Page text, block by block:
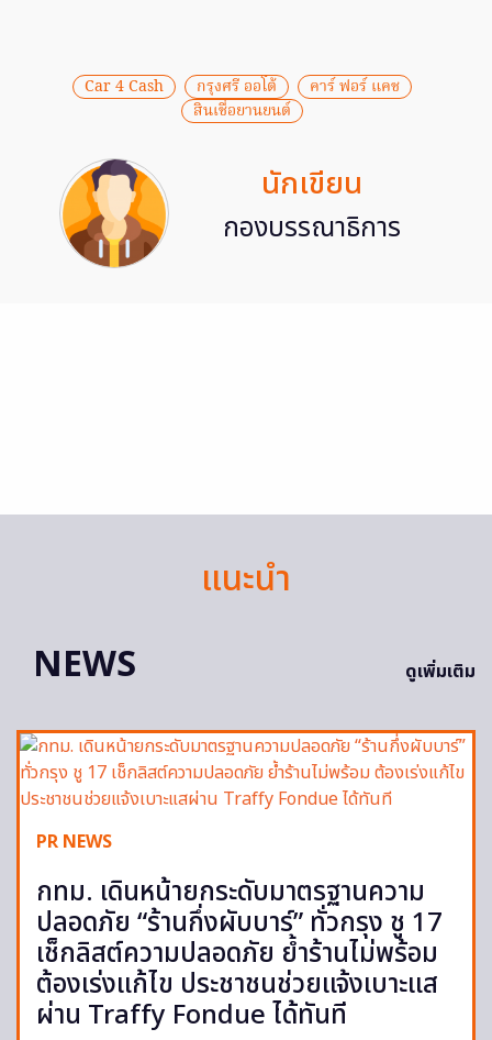
Car 4 Cash กรุงศรี ออโต้
คาร์ ฟอร์ แคช
สินเชื่อยานยนต์
นักเขียน
กองบรรณาธิการ
แนะนำ
NEWS
ดูเพิ่มเติม
PR NEWS
กทม. เดินหน้ายกระดับมาตรฐานความ
ปลอดภัย “ร้านกึ่งผับบาร์” ทั่วกรุง ชู 17
เช็กลิสต์ความปลอดภัย ย้ำร้านไม่พร้อม
ต้องเร่งแก้ไข ประชาชนช่วยแจ้งเบาะแส
ผ่าน Traffy Fondue ได้ทันที